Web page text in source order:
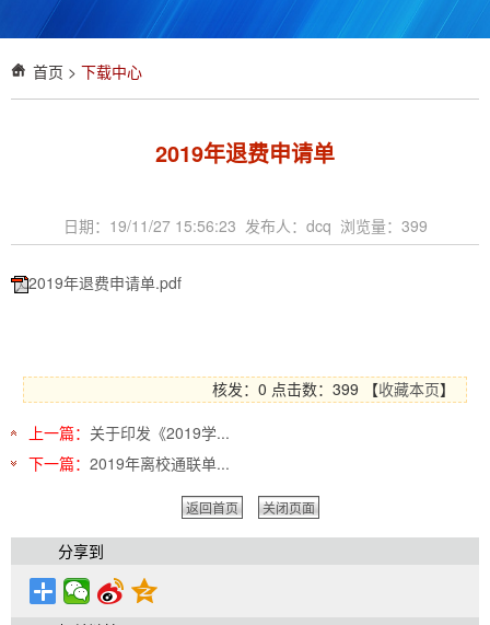
首页 > 下载中心
2019年退费申请单
日期：19/11/27 15:56:23 发布人：dcq 浏览量： 399
2019年退费申请单.pdf
核发：0 点击数：399 【收藏本页】
上一篇： 关于印发《2019学...
下一篇： 2019年离校通联单...
返回首页 关闭页面
分享到